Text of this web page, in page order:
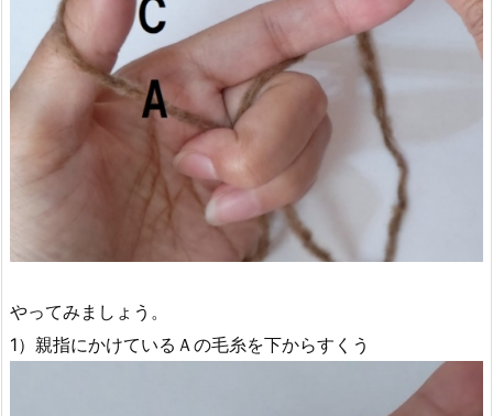
やってみましょう。
1）親指にかけているＡの毛糸を下からすくう